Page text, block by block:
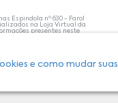
e como mudar suas
Espindola nº 630 - Farol
na Loja Virtual da
presentes neste
capacitado para
trabalha com as
são compromissos da